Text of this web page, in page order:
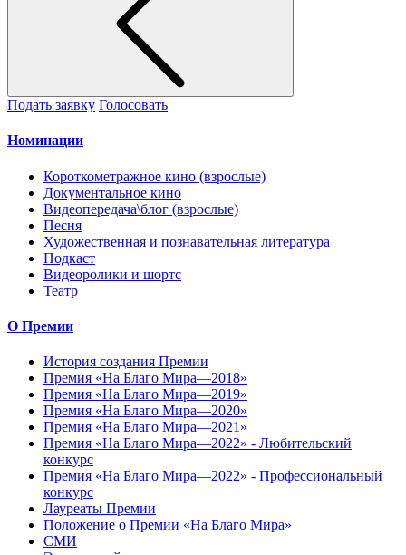
Подать заявку Голосовать
Номинации
Короткометражное кино (взрослые)
Документальное кино
Видеопередача\блог (взрослые)
Песня
Художественная и познавательная литература
Подкаст
Видеоролики и шортс
Театр
О Премии
История создания Премии
Премия «На Благо Мира—2018»
Премия «На Благо Мира—2019»
Премия «На Благо Мира—2020»
Премия «На Благо Мира—2021»
Премия «На Благо Мира—2022» - Любительский
конкурс
Премия «На Благо Мира—2022» - Профессиональный
конкурс
Лауреаты Премии
Положение о Премии «На Благо Мира»
СМИ